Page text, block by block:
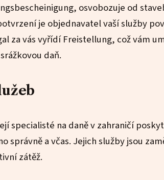
osvobozuje od
je objednavatel vaší služby
za vás vyřídí Freistellung, což vám
daň.
specialisté na daně v zahraničí
správně a včas. Jejich služby jsou
zátěž.